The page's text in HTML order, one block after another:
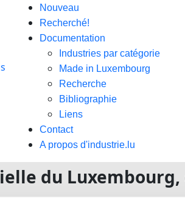
Nouveau
Recherché!
Documentation
Industries par catégorie
Made in Luxembourg
Recherche
Bibliographie
Liens
Contact
A propos d'industrie.lu
du Luxembourg,